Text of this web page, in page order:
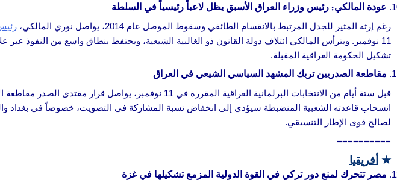
عودة المالكي: رئيس وزراء العراق الأسبق يظل لاعباً رئيسياً في السلطة
رغم إرثه المثير للجدل المرتبط بالانقسام الطائفي وسقوط الموصل عام 2014، يواصل نوري المالكي،
11 نوفمبر. ويترأس المالكي ائتلاف دولة القانون ذو الغالبية الشيعية، ويحتفظ بنطاق واسع من النفوذ عبر
تشكيل الحكومة العراقية المقبلة.
مقاطعة الصدريين تربك المشهد السياسي الشيعي في العراق
قبل ستة أيام من الانتخابات البرلمانية العراقية المقررة في 11 نوفمبر، يواصل قرار مقتدى الصدر مقاطعة الانتخابات إحداث هزة في
انسحاب قاعدته الشعبية المنضبطة سيؤدي إلى انخفاض نسبة المشاركة في التصويت، خصوصاً في بغداد
لصالح قوى الإطار التنسيقي.
==========
★ أفريقيا
مصر تتحرك لمنع دور تركي في القوة الدولية المزمع تشكيلها في غزة